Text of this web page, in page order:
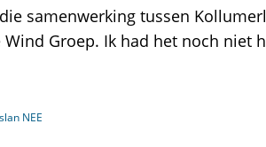
samenwerking tussen
Groep. Ik had het noch niet
NEE